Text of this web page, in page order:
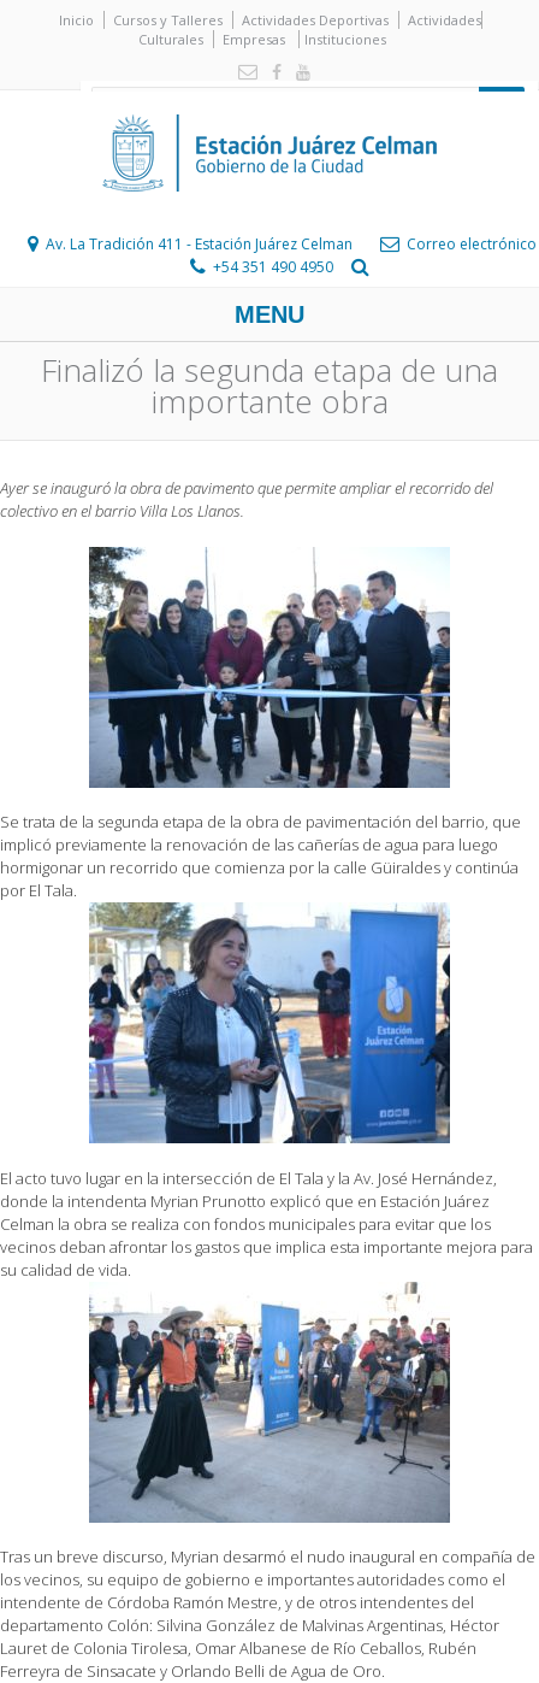
Inicio Cursos y Talleres Actividades Deportivas
Actividades
Culturales
Empresas Instituciones
Av. La Tradición 411 - Estación Juárez Celman
Correo electrónico
+54 351 490 4950
MENU
Finalizó la segunda etapa de una
importante obra
Ayer se inauguró la obra de pavimento que permite ampliar el recorrido del
colectivo en el barrio Villa Los Llanos.
Se trata de la segunda etapa de la obra de pavimentación del barrio, que
implicó previamente la renovación de las cañerías de agua para luego
hormigonar un recorrido que comienza por la calle Güiraldes y continúa
por El Tala.
El acto tuvo lugar en la intersección de El Tala y la Av. José Hernández,
donde la intendenta Myrian Prunotto explicó que en Estación Juárez
Celman la obra se realiza con fondos municipales para evitar que los
vecinos deban afrontar los gastos que implica esta importante mejora para
su calidad de vida.
Tras un breve discurso, Myrian desarmó el nudo inaugural en compañía de
los vecinos, su equipo de gobierno e importantes autoridades como el
intendente de Córdoba Ramón Mestre, y de otros intendentes del
departamento Colón: Silvina González de Malvinas Argentinas, Héctor
Lauret de Colonia Tirolesa, Omar Albanese de Río Ceballos, Rubén
Ferreyra de Sinsacate y Orlando Belli de Agua de Oro.